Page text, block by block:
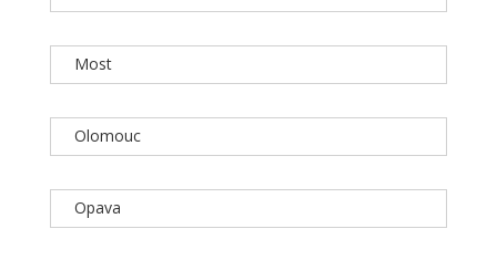
Most
Olomouc
Opava